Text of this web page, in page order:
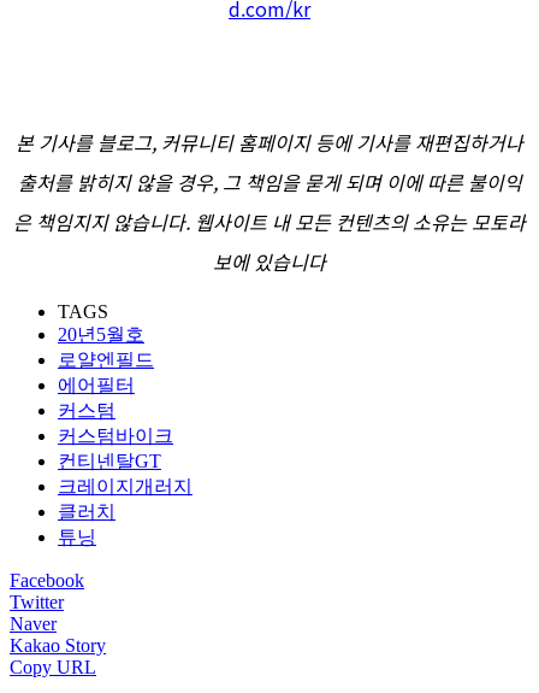
d.com/kr
본 기사를 블로그, 커뮤니티 홈페이지 등에 기사를 재편집하거나
출처를 밝히지 않을 경우, 그 책임을 묻게 되며 이에 따른 불이익
은 책임지지 않습니다. 웹사이트 내 모든 컨텐츠의 소유는 모토라
보에 있습니다
TAGS
20년5월호
로얄엔필드
에어필터
커스텀
커스텀바이크
컨티넨탈GT
크레이지개러지
클러치
튜닝
Facebook
Twitter
Naver
Kakao Story
Copy URL